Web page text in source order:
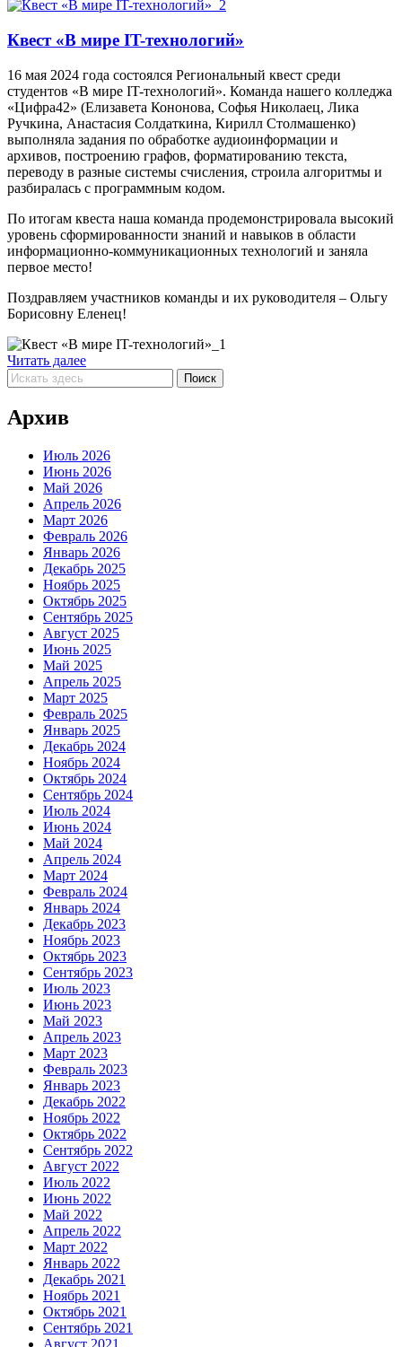
Квест «В мире IT-технологий»
16 мая 2024 года состоялся Региональный квест среди
студентов «В мире IT-технологий». Команда нашего колледжа
«Цифра42» (Елизавета Кононова, Софья Николаец, Лика
Ручкина, Анастасия Солдаткина, Кирилл Столмашенко)
выполняла задания по обработке аудиоинформации и
архивов, построению графов, форматированию текста,
переводу в разные системы счисления, строила алгоритмы и
разбиралась с программным кодом.
По итогам квеста наша команда продемонстрировала высокий
уровень сформированности знаний и навыков в области
информационно-коммуникационных технологий и заняла
первое место!
Поздравляем участников команды и их руководителя – Ольгу
Борисовну Еленец!
Читать далее
Архив
Июль 2026
Июнь 2026
Май 2026
Апрель 2026
Март 2026
Февраль 2026
Январь 2026
Декабрь 2025
Ноябрь 2025
Октябрь 2025
Сентябрь 2025
Август 2025
Июнь 2025
Май 2025
Апрель 2025
Март 2025
Февраль 2025
Январь 2025
Декабрь 2024
Ноябрь 2024
Октябрь 2024
Сентябрь 2024
Июль 2024
Июнь 2024
Май 2024
Апрель 2024
Март 2024
Февраль 2024
Январь 2024
Декабрь 2023
Ноябрь 2023
Октябрь 2023
Сентябрь 2023
Июль 2023
Июнь 2023
Май 2023
Апрель 2023
Март 2023
Февраль 2023
Январь 2023
Декабрь 2022
Ноябрь 2022
Октябрь 2022
Сентябрь 2022
Август 2022
Июль 2022
Июнь 2022
Май 2022
Апрель 2022
Март 2022
Январь 2022
Декабрь 2021
Ноябрь 2021
Октябрь 2021
Сентябрь 2021
Август 2021